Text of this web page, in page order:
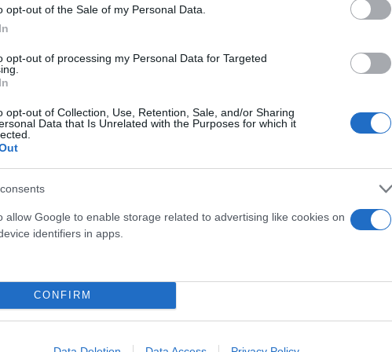
opt-out of the Sale of my Personal Data.
opt-out of processing my Personal Data for Targeted
opt-out of Collection, Use, Retention, Sale, and/or Sharing
Data that Is Unrelated with the Purposes for which it
allow Google to enable storage related to advertising like cookies on
identifiers in apps.
CONFIRM
Τουρισμό 2026 - Αναλυτικά οι ημερομηνίες ανά
Πότε ξεκινά - Έως 12 δωρεάν διανυκτερεύσεις για
Σάμο: «Όαση» αυθεντικότητας και εξωτικής
μέχρι τις 27 Απριλίου στις αιτήσεις - Ποιοι οι
παράταση έως την Τετάρτη για τις αιτήσεις - Ποιοι
ευκαιρία για το voucher των διακοπών -